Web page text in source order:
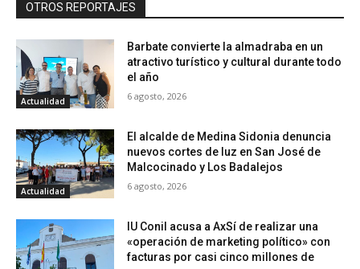
OTROS REPORTAJES
Actualidad
Barbate convierte la almadraba en un
atractivo turístico y cultural durante todo
el año
6 agosto, 2026
Actualidad
El alcalde de Medina Sidonia denuncia
nuevos cortes de luz en San José de
Malcocinado y Los Badalejos
6 agosto, 2026
IU Conil acusa a AxSí de realizar una
«operación de marketing político» con
facturas por casi cinco millones de